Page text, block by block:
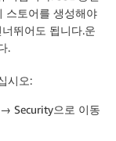
스토어를 생성해야
뛰어도 됩니다.운
.
시오:
Security으로 이동